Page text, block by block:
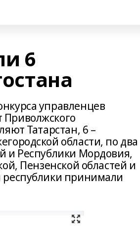
6
управленцев
Татарстан, 6 –
области, по два
и Республики Мордовия,
Пензенской областей и
республики принимали